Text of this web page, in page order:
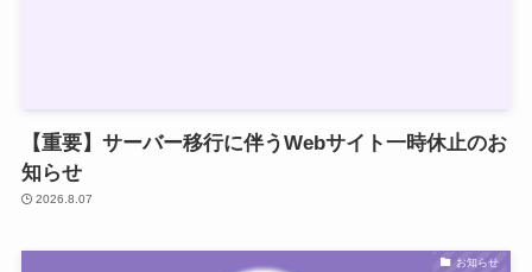
【重要】サーバー移行に伴うWebサイト一時休止のお
知らせ
2026.8.07
お知らせ